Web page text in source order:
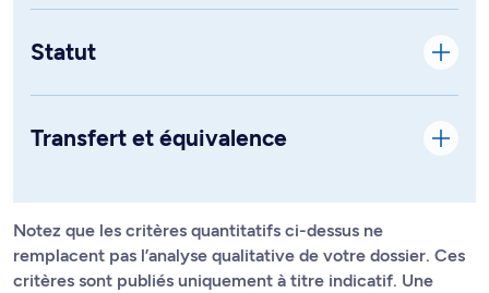
Statut
Transfert et équivalence
Notez que les critères quantitatifs ci-dessus ne
remplacent pas l’analyse qualitative de votre dossier. Ces
critères sont publiés uniquement à titre indicatif. Une